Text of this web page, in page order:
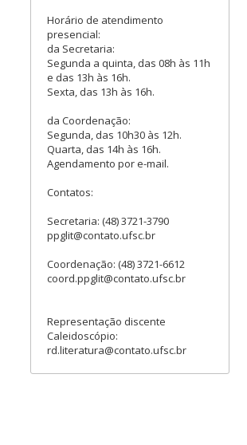
Horário de atendimento
presencial:
da Secretaria:
Segunda a quinta, das 08h às 11h
e das 13h às 16h.
Sexta, das 13h às 16h.
da Coordenação:
Segunda, das 10h30 às 12h.
Quarta, das 14h às 16h.
Agendamento por e-mail.
Contatos:
Secretaria: (48) 3721-3790
ppglit@contato.ufsc.br
Coordenação: (48) 3721-6612
coord.ppglit@contato.ufsc.br
Representação discente
Caleidoscópio:
rd.literatura@contato.ufsc.br